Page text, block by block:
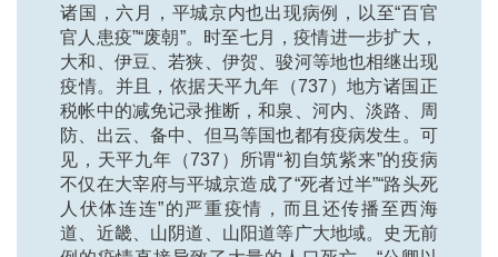
诸国，六月，平城京内也出现病例，以至“百官
官人患疫”“废朝”。时至七月，疫情进一步扩大，
大和、伊豆、若狭、伊贺、骏河等地也相继出现
疫情。并且，依据天平九年（737）地方诸国正
税帐中的减免记录推断，和泉、河内、淡路、周
防、出云、备中、但马等国也都有疫病发生。可
见，天平九年（737）所谓“初自筑紫来”的疫病
不仅在大宰府与平城京造成了“死者过半”“路头死
人伏体连连”的严重疫情，而且还传播至西海
道、近畿、山阴道、山阳道等广大地域。史无前